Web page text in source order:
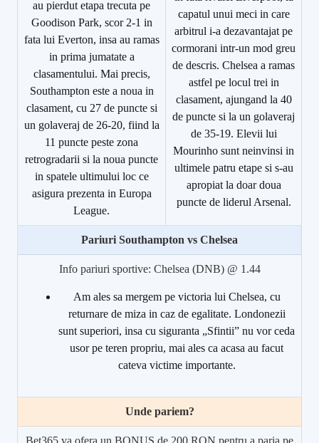
au pierdut etapa trecuta pe
Goodison Park, scor 2-1 in
fata lui Everton, insa au ramas
in prima jumatate a
clasamentului. Mai precis,
Southampton este a noua in
clasament, cu 27 de puncte si
un golaveraj de 26-20, fiind la
11 puncte peste zona
retrogradarii si la noua puncte
in spatele ultimului loc ce
asigura prezenta in Europa
League.
capatul unui meci in care
arbitrul i-a dezavantajat pe
cormorani intr-un mod greu
de descris. Chelsea a ramas
astfel pe locul trei in
clasament, ajungand la 40
de puncte si la un golaveraj
de 35-19. Elevii lui
Mourinho sunt neinvinsi in
ultimele patru etape si s-au
apropiat la doar doua
puncte de liderul Arsenal.
Pariuri Southampton vs Chelsea
Info pariuri sportive: Chelsea (DNB) @ 1.44
Am ales sa mergem pe victoria lui Chelsea, cu
returnare de miza in caz de egalitate. Londonezii
sunt superiori, insa cu siguranta „Sfintii” nu vor ceda
usor pe teren propriu, mai ales ca acasa au facut
cateva victime importante.
Unde pariem?
Bet365 va ofera un BONUS de 200 RON pentru a paria pe